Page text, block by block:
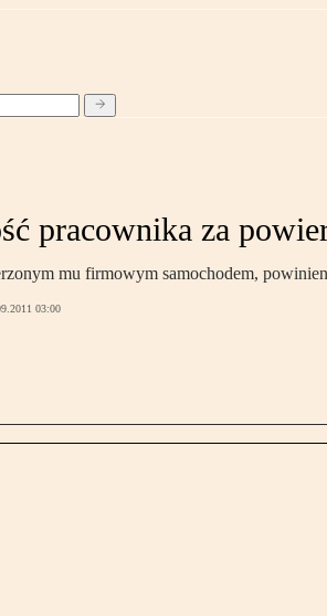
pracownika za
mu firmowym samochodem,
03:00